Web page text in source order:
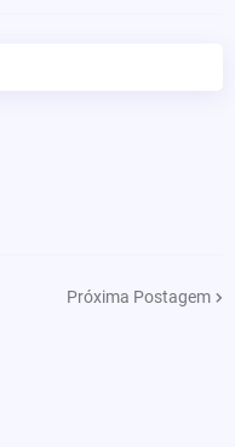
Próxima Postagem